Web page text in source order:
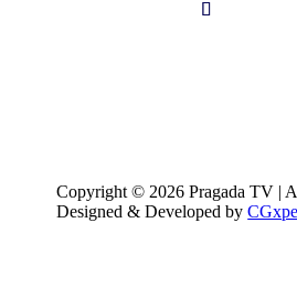
Copyright © 2026 Pragada TV |
Designed & Developed by